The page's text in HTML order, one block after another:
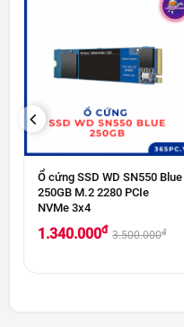
PREVIOUS
Ổ cứng SSD WD SN550 Blue
250GB M.2 2280 PCIe
NVMe 3x4
1.340.000đ 3.500.000đ